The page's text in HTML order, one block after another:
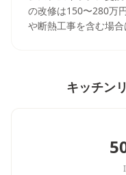
の改修は150〜280万
や断熱工事を含む場合
キッチン